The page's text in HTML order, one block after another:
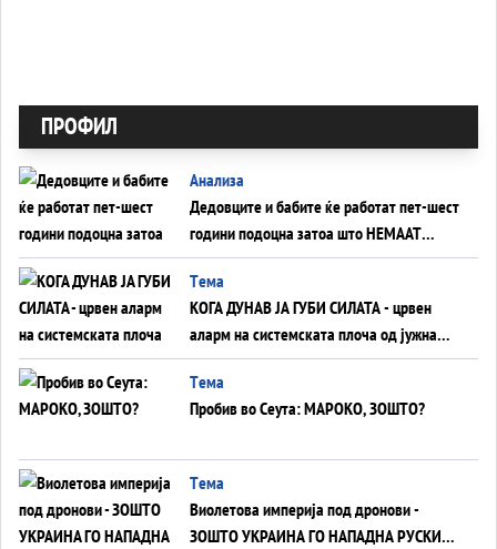
ПРОФИЛ
Анализа
Дедовците и бабите ќе работат пет-шест
години подоцна затоа што НЕМААТ
ВНУЦИ ДА ГИ ЗАМЕНАТ
Tема
КОГА ДУНАВ ЈА ГУБИ СИЛАТА - црвен
аларм на системската плоча од јужна
Германија до Црното Море...
Tема
Пробив во Сеута: МАРОКО, ЗОШТО?
Tема
Виолетова империја под дронови -
ЗОШТО УКРАИНА ГО НАПАДНА РУСКИОТ